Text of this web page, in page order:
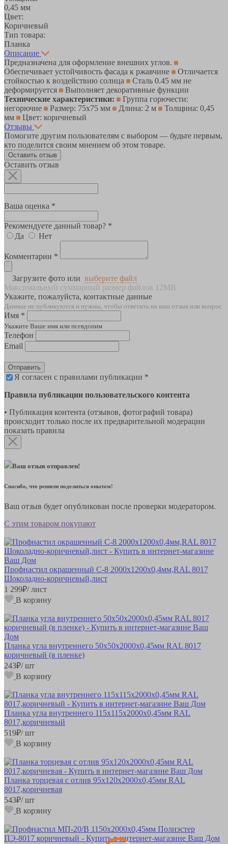
0,45 мм
Цвет:
Коричневый
Тип товара:
Планка
Описание
Предназначена для оформление внешних углов.
Обеспечивает устойчивость фасада к ржавчине
Отличается
стойкостью к воздействию солнца
Сталь 0.45 мм не
деформируется
Выполняет декоративные функции
Технические характеристики:
Группа горючести:
негорючие
Размер: 75х75 мм Длина: 2 м
Толщина: 0,45
мм
Цвет: коричневый
Отзывы
Помогите другим пользователям с выбором — будьте первым,
кто поделится своим мнением об этом товаре.
Оставить отзыв
Оставить отзыв
Ваша оценка *
Рекомендуете данный товар? *
Да
Нет
Комментарии *
Загрузите фото или выберите файл
Максимальный суммарный размер файлов 12MB
Укажите, пожалуйста, контактные данные
Данные не публикуются и нужны, чтобы ответить на ваш отзыв или вопрос
Имя *
Укажите Ваше имя или псевдоним
Телефон
Email
Отправить
Я согласен с правилами публикации *
Правила публикации пользовательского контента
• Публикация контента (отзывов, фотографий товара)
происходит только после их предварительной модерации
показать правила
Ваш отзыв отправлен!
Спасибо, что решили поделиться опытом!
Ваш отзыв будет опубликован после проверки модератором.
С этим товаром покупают
Профнастил окрашенный С-8 2000х1200х0,4мм,RAL 8017
Шоколадно-коричневый,лист
1 299₽/ лист
В корзину
Планка угла внутреннего 50х50х2000х0,45мм RAL 8017
коричневый (в пленке)
243₽/ шт
В корзину
Планка угла внутреннего 115х115х2000х0,45мм RAL
8017,коричневый
519₽/ шт
В корзину
Планка торцевая с отлив 95х120х2000х0,45мм RAL
8017,коричневая
543₽/ шт
В корзину